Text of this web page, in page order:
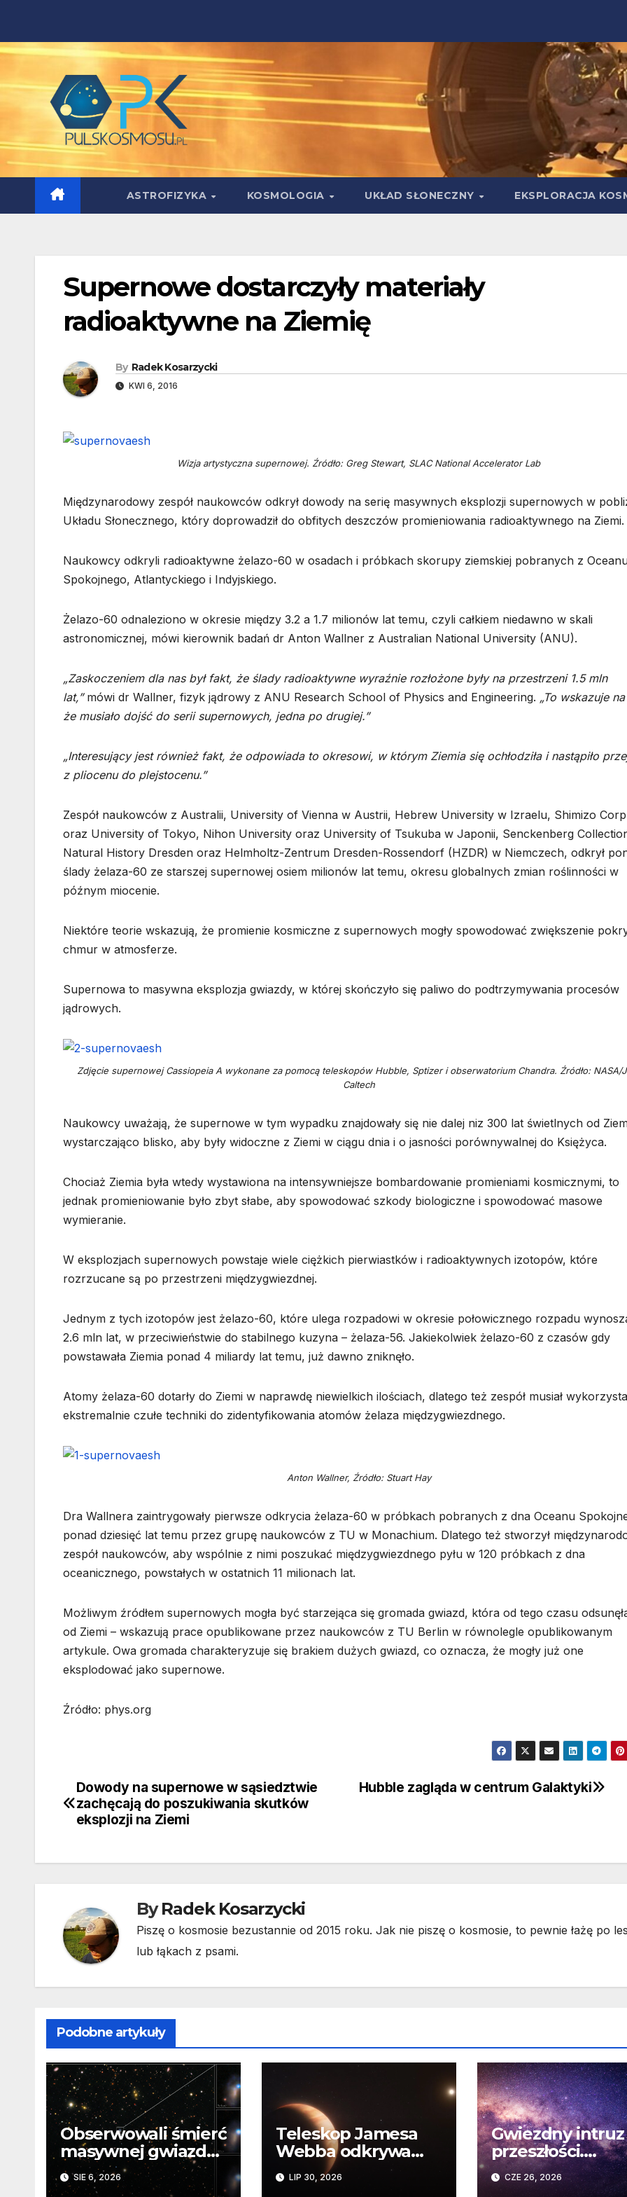
content
ASTROFIZYKA KOSMOLOGIA UKŁAD SŁONECZNY EKSPLORACJA
Supernowe dostarczyły materiały
radioaktywne na Ziemię
By Radek Kosarzycki
KWI 6, 2016
Wizja artystyczna supernowej. Źródło: Greg Stewart, SLAC National Accelerator Lab
Międzynarodowy zespół naukowców odkrył dowody na serię masywnych eksplozji supernowych w
Układu Słonecznego, który doprowadził do obfitych deszczów promieniowania radioaktywnego na Ziemi.
Naukowcy odkryli radioaktywne żelazo-60 w osadach i próbkach skorupy ziemskiej pobranych z
Spokojnego, Atlantyckiego i Indyjskiego.
Żelazo-60 odnaleziono w okresie między 3.2 a 1.7 milionów lat temu, czyli całkiem niedawno w skali
astronomicznej, mówi kierownik badań dr Anton Wallner z Australian National University (ANU).
„Zaskoczeniem dla nas był fakt, że ślady radioaktywne wyraźnie rozłożone były na przestrzeni 1.5 mln
lat,” mówi dr Wallner, fizyk jądrowy z ANU Research School of Physics and Engineering. „To wskazuje
że musiało dojść do serii supernowych, jedna po drugiej.”
„Interesujący jest również fakt, że odpowiada to okresowi, w którym Ziemia się ochłodziła i nastąpiło
z pliocenu do plejstocenu.”
Zespół naukowców z Australii, University of Vienna w Austrii, Hebrew University w Izraelu, Shimizo
oraz University of Tokyo, Nihon University oraz University of Tsukuba w Japonii, Senckenberg
Natural History Dresden oraz Helmholtz-Zentrum Dresden-Rossendorf (HZDR) w Niemczech, odkrył
ślady żelaza-60 ze starszej supernowej osiem milionów lat temu, okresu globalnych zmian roślinności w
późnym miocenie.
Niektóre teorie wskazują, że promienie kosmiczne z supernowych mogły spowodować zwiększenie
chmur w atmosferze.
Supernowa to masywna eksplozja gwiazdy, w której skończyło się paliwo do podtrzymywania procesów
jądrowych.
Zdjęcie supernowej Cassiopeia A wykonane za pomocą teleskopów Hubble, Sptizer i obserwatorium Chandra. Źródło: NASA/
Caltech
Naukowcy uważają, że supernowe w tym wypadku znajdowały się nie dalej niz 300 lat świetlnych od
wystarczająco blisko, aby były widoczne z Ziemi w ciągu dnia i o jasności porównywalnej do Księżyca.
Chociaż Ziemia była wtedy wystawiona na intensywniejsze bombardowanie promieniami kosmicznymi, to
jednak promieniowanie było zbyt słabe, aby spowodować szkody biologiczne i spowodować masowe
wymieranie.
W eksplozjach supernowych powstaje wiele ciężkich pierwiastków i radioaktywnych izotopów, które
rozrzucane są po przestrzeni międzygwiezdnej.
Jednym z tych izotopów jest żelazo-60, które ulega rozpadowi w okresie połowicznego rozpadu
2.6 mln lat, w przeciwieństwie do stabilnego kuzyna – żelaza-56. Jakiekolwiek żelazo-60 z czasów gdy
powstawała Ziemia ponad 4 miliardy lat temu, już dawno zniknęło.
Atomy żelaza-60 dotarły do Ziemi w naprawdę niewielkich ilościach, dlatego też zespół musiał
ekstremalnie czułe techniki do zidentyfikowania atomów żelaza międzygwiezdnego.
Anton Wallner, Źródło: Stuart Hay
Dra Wallnera zaintrygowały pierwsze odkrycia żelaza-60 w próbkach pobranych z dna Oceanu
ponad dziesięć lat temu przez grupę naukowców z TU w Monachium. Dlatego też stworzył
zespół naukowców, aby wspólnie z nimi poszukać międzygwiezdnego pyłu w 120 próbkach z dna
oceanicznego, powstałych w ostatnich 11 milionach lat.
Możliwym źródłem supernowych mogła być starzejąca się gromada gwiazd, która od tego czasu
od Ziemi – wskazują prace opublikowane przez naukowców z TU Berlin w równolegle opublikowanym
artykule. Owa gromada charakteryzuje się brakiem dużych gwiazd, co oznacza, że mogły już one
eksplodować jako supernowe.
Źródło: phys.org
Nawigacja
wpisu
Hubble zagląda w centrum Galaktyki
Dowody na supernowe w sąsiedztwie
zachęcają do poszukiwania skutków
eksplozji na Ziemi
ByRadek Kosarzycki
Piszę o kosmosie bezustannie od 2015 roku. Jak nie piszę o kosmosie, to pewnie łażę po
lub łąkach z psami.
Podobne artykuły
Obserwowali śmierć
masywnej gwiazdy
od samego
początku.
SIE 6, 2026
Teleskop Jamesa
Webba odkrywa
„drugie życie”
planety krążącej
LIP 30, 2026
Gwiezdny intruz
przeszłości.
Niezwykły
dawnego
CZE 26, 2026